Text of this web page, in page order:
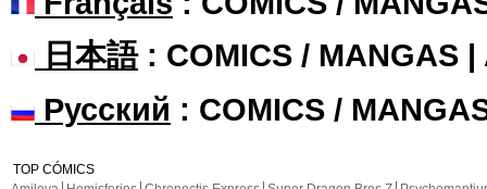
日本語: COMICS / MANGAS |
Русский : COMICS /
TOP CÓMICS